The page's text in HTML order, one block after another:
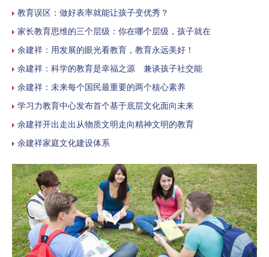
教育误区：做好表率就能让孩子变优秀？
家长教育思维的三个层级：你在哪个层级，孩子就在
余建祥：用发展的眼光看教育，教育永远美好！
余建祥：科学的教育是幸福之源 兼谈孩子社交能
余建祥：未来每个国民最重要的两个核心素养
学习力教育中心发布首个基于底层文化面向未来
余建祥开出走出从物质文明走向精神文明的教育
余建祥家庭文化建设体系